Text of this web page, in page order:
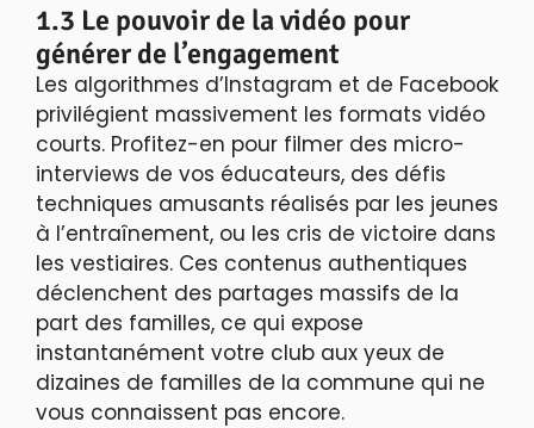
1.3 Le pouvoir de la vidéo pour
générer de l’engagement
Les algorithmes d’Instagram et de Facebook
privilégient massivement les formats vidéo
courts. Profitez-en pour filmer des micro-
interviews de vos éducateurs, des défis
techniques amusants réalisés par les jeunes
à l’entraînement, ou les cris de victoire dans
les vestiaires. Ces contenus authentiques
déclenchent des partages massifs de la
part des familles, ce qui expose
instantanément votre club aux yeux de
dizaines de familles de la commune qui ne
vous connaissent pas encore.